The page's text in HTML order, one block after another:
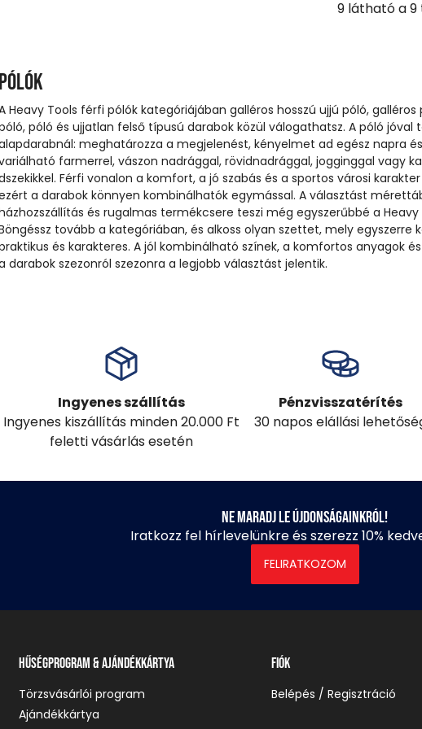
9 látható a9
Pólók
Heavy Tools férfi pólók kategóriájában galléros hosszú ujjú póló, galléros
póló és ujjatlan felső típusú darabok közül válogathatsz. A póló jóval
meghatározza a megjelenést, kényelmet ad egész napra
farmerrel, vászon nadrággal, rövidnadrággal, jogginggal vagy
Férfi vonalon a komfort, a jó szabás és a sportos városi
a darabok könnyen kombinálhatók egymással. A választást
és rugalmas termékcsere teszi még egyszerűbbé a Heavy
tovább a kategóriában, és alkoss olyan szettet, mely egyszerre
és karakteres. A jól kombinálható színek, a komfortos anyagok
darabok szezonról szezonra a legjobb választást jelentik.
Ingyenes szállítás
Ingyenes kiszállítás minden 20.000 Ft
feletti vásárlás esetén
Pénzvisszatérítés
30 napos elállási
Ne maradj le újdonságainkról!
Iratkozz fel hírlevelünkre és szerezz 10%
FELIRATKOZOM
Hűségprogram & Ajándékkártya
Törzsvásárlói program
Ajándékkártya
Fiók
Belépés / Regisztráció